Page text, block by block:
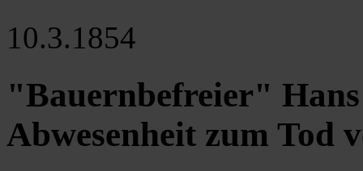
10.3.1854
"Bauernbefreier"
Abwesenheit zum Tod